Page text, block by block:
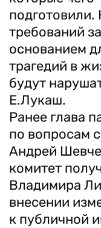
требований
основанием
трагедий в
будут
Е.Лукаш.
Ранее глава
по вопросам
Андрей
комитет
Владимира
внесении
к публичной